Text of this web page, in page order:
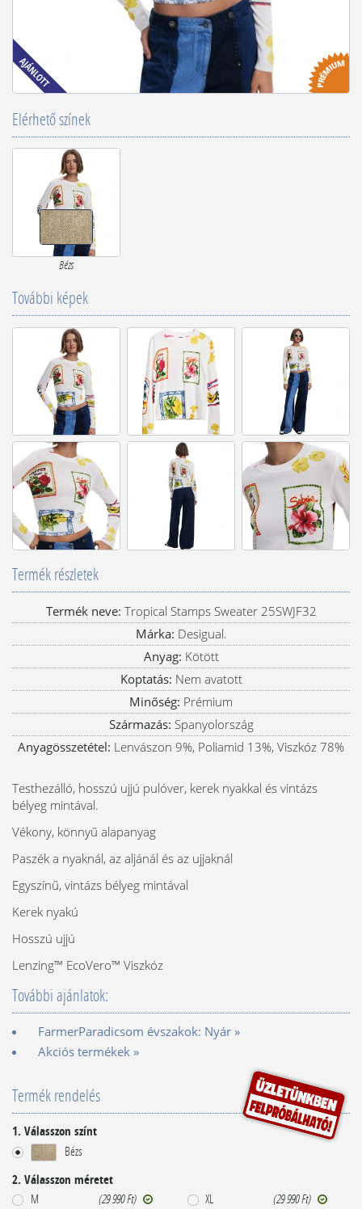
Elérhető színek
Bézs
További képek
Termék részletek
Termék neve: Tropical Stamps Sweater 25SWJF32
Márka: Desigual.
Anyag: Kötött
Koptatás: Nem avatott
Minőség: Prémium
Származás: Spanyolország
Anyagösszetétel: Lenvászon 9%, Poliamid 13%, Viszkóz 78%
Testhezálló, hosszú ujjú pulóver, kerek nyakkal és vintázs
bélyeg mintával.
Vékony, könnyű alapanyag
Paszék a nyaknál, az aljánál és az ujjaknál
Egyszínű, vintázs bélyeg mintával
Kerek nyakú
Hosszú ujjú
Lenzing™ EcoVero™ Viszkóz
További ajánlatok:
FarmerParadicsom évszakok: Nyár »
Akciós termékek »
Termék rendelés
1. Válasszon színt
Bézs
2. Válasszon méretet
M
(29 990 Ft)
XL
(29 990 Ft)